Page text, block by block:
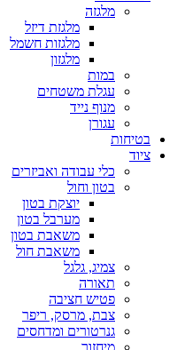
מלגזה
מלגזת דיזל
מלגזות חשמל
מלגזון
במות
עגלת משטחים
מנוף נייד
עגורן
בטיחות
ציוד
כלי עבודה ואביזרים
בטון וחול
יוצקת בטון
מערבל בטון
משאבת בטון
משאבת חול
צמיג, גלגל
תאורה
פטיש חציבה
צבת, מרסק, ריפר
גנרטורים ומדחסים
מיחזור